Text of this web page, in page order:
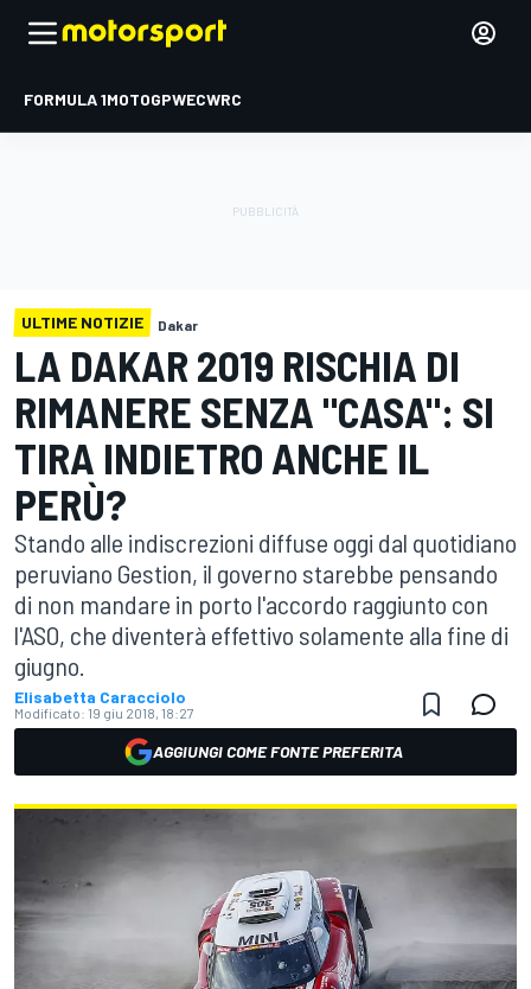
FORMULA 1MOTOGPWECWRC
ULTIME NOTIZIE Dakar
LA DAKAR 2019 RISCHIA DI
RIMANERE SENZA "CASA": SI
TIRA INDIETRO ANCHE IL
PERÙ?
Stando alle indiscrezioni diffuse oggi dal quotidiano
peruviano Gestion, il governo starebbe pensando
di non mandare in porto l'accordo raggiunto con
l'ASO, che diventerà effettivo solamente alla fine di
giugno.
Elisabetta Caracciolo
Modificato: 19 giu 2018, 18:27
AGGIUNGI COME FONTE PREFERITA